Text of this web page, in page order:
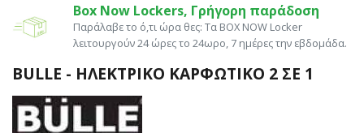
Box Now Lockers, Γρήγορη παράδοση
Παράλαβε το ό,τι ώρα θες: Tα ΒΟΧ ΝΟW Locker
λειτουργούν 24 ώρες το 24ωρο, 7 ημέρες την εβδομάδα.
BULLE - ΗΛΕΚΤΡΙΚΌ ΚΑΡΦΩΤΙΚΌ 2 ΣΕ 1